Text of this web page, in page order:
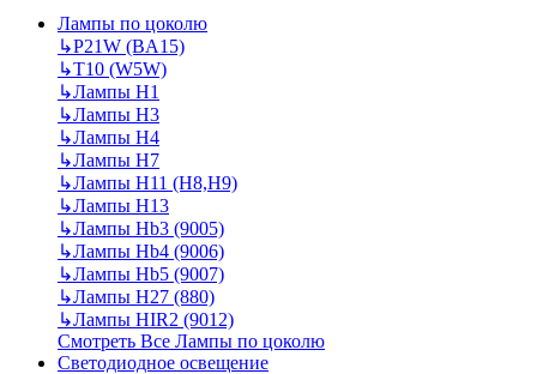
Лампы по цоколю
↳P21W (BA15)
↳T10 (W5W)
↳Лампы H1
↳Лампы H3
↳Лампы H4
↳Лампы H7
↳Лампы H11 (H8,H9)
↳Лампы H13
↳Лампы Hb3 (9005)
↳Лампы Hb4 (9006)
↳Лампы Hb5 (9007)
↳Лампы H27 (880)
↳Лампы HIR2 (9012)
Смотреть Все Лампы по цоколю
Светодиодное освещение